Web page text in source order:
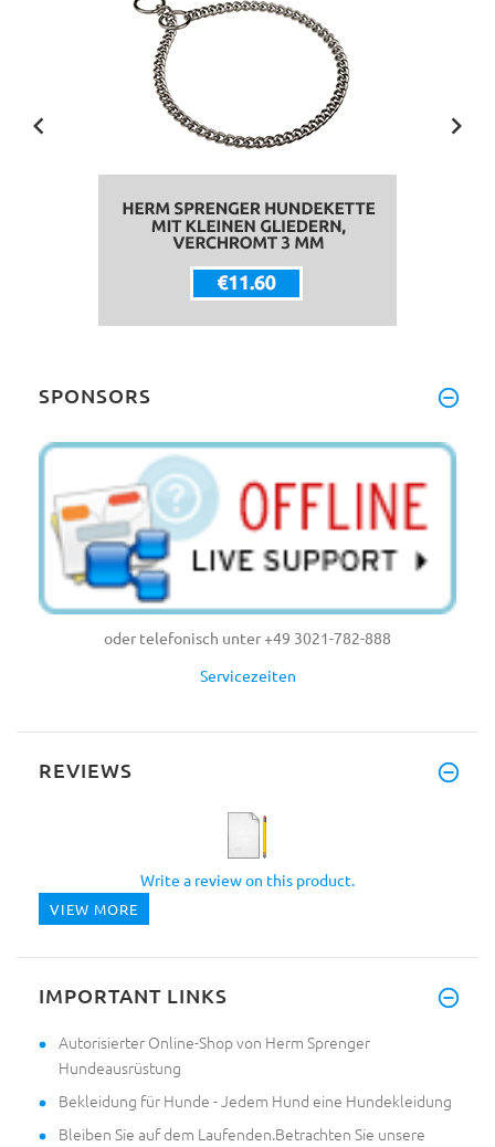
SPONSORS
oder telefonisch unter +49 3021-782-888
Servicezeiten
REVIEWS
Write a review on this product.
VIEW MORE
IMPORTANT LINKS
Autorisierter Online-Shop von Herm Sprenger
Hundeausrüstung
Bekleidung für Hunde - Jedem Hund eine Hundekleidung
Bleiben Sie auf dem Laufenden.Betrachten Sie unsere